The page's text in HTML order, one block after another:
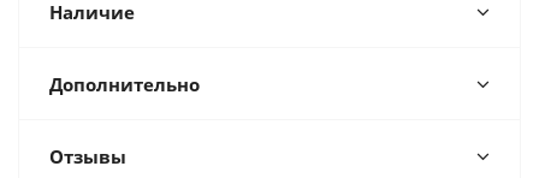
Наличие
Дополнительно
Отзывы